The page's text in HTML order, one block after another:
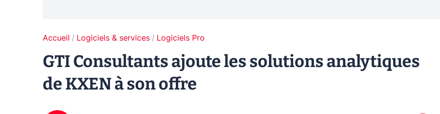
Accueil Logiciels & services Logiciels Pro
GTI Consultants ajoute les solutions analytiques
de KXEN à son offre